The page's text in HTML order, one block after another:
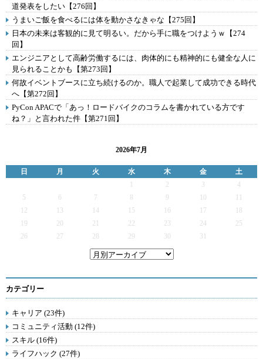
道発表をしたい【276回】
うまいご飯を食べるには体を動かさなきゃな【275回】
日本の未来は客観的に見て明るい。だから手に職をつけようｗ【274
回】
エンジニアとして高齢労働するには、肉体的にも精神的にも健全な人に
見られることかも【第273回】
何故イベントブースに立ち続けるのか。職人で起業して成功できる時代
へ【第272回】
PyCon APACで「あっ！ロードバイクのコラムを書かれている方です
ね？」と言われた件【第271回】
2026年7月
日 月 火 水 木 金
土
2 3
4
5
6 7 9
12
13 14 15 16 17
19
20 21 22 23 24
25
26
27 28 29 30 31
カテゴリー
キャリア (23件)
コミュニティ活動 (12件)
スキル (16件)
ライフハック (27件)